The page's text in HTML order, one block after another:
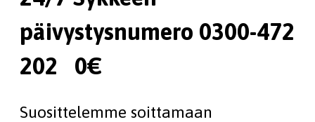
päivystysnumero 0300-472
202 0€
Suosittelemme soittamaan